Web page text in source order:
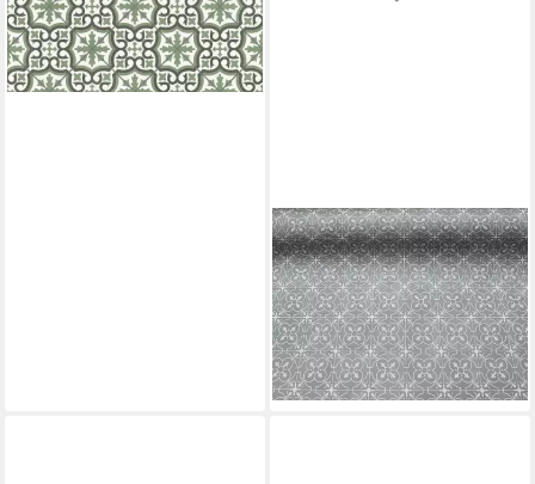
(10,00 €/ 1 qm)
lieferbar - in 5-6 Werktagen bei dir
PRIMAFLOR-IDEEN IN TEXTIL
Vinylboden Vinylboden CV
Bodenbelag TURVO Fliese
London, Starke Nutzschicht
ab 39,88 €
(19,94 €/ 1 qm)
lieferbar - in 2-3 Werktagen bei dir